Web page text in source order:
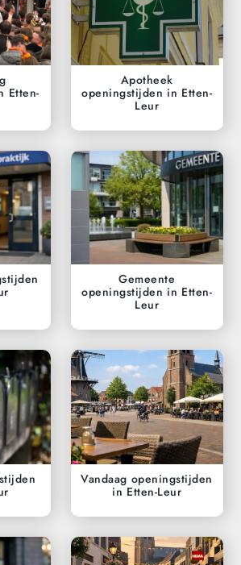
Etten-
Apotheek
openingstijden in Etten-
Leur
Gemeente
openingstijden in Etten-
Leur
Vandaag openingstijden
in Etten-Leur